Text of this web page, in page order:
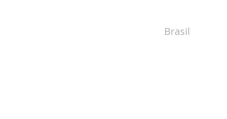
Brasil